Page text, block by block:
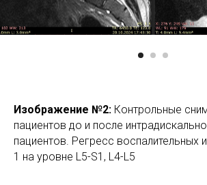
Изображение №2: Контрольные
пациентов до и после
пациентов. Регресс воспалительных
1 на уровне L5-S1, L4-L5